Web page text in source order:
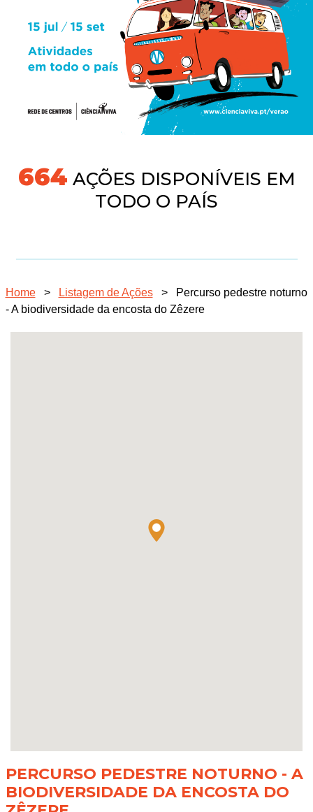
691AÇÕES DISPONÍVEIS EM
TODO O PAÍS
Home > Listagem de Ações >
Percurso pedestre noturno
- A biodiversidade da encosta do Zêzere
PERCURSO PEDESTRE NOTURNO - A
BIODIVERSIDADE DA ENCOSTA DO